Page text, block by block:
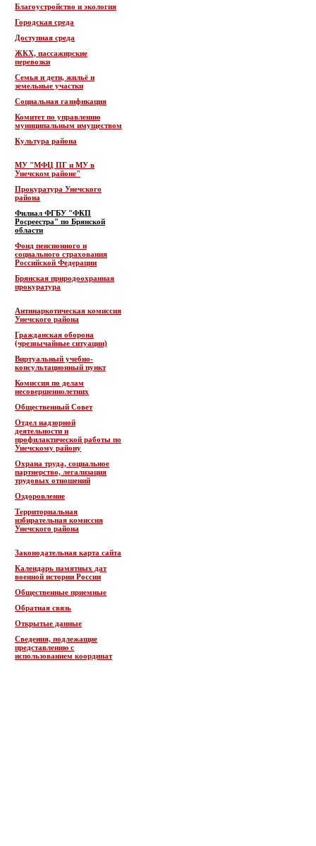
Благоустройство и экология
Городская среда
Доступная среда
ЖКХ, пассажирские
перевозки
Семья и дети, жильё и
земельные участки
Социальная газификация
Комитет по управлению
муниципальным имуществом
Культура района
МУ "МФЦ ПГ и МУ в
Унечском районе"
Прокуратура Унечского
района
Филиал ФГБУ "ФКП
Росреестра" по Брянской
области
Фонд пенсионного и
социального страхования
Российской Федерации
Брянская природоохранная
прокуратура
Антинаркотическая комиссия
Унечского района
Гражданская оборона
(чрезвычайные ситуации)
Виртуальный учебно-
консультационный пункт
Комиссия по делам
несовершеннолетних
Общественный Совет
Отдел надзорной
деятельности и
профилактической работы по
Унечскому району
Охрана труда, социальное
партнерство, легализация
трудовых отношений
Оздоровление
Территориальная
избирательная комиссия
Унечского района
Законодательная карта сайта
Календарь памятных дат
военной истории России
Общественные приемные
Обратная связь
Открытые данные
Сведения, подлежащие
представлению с
использованием координат